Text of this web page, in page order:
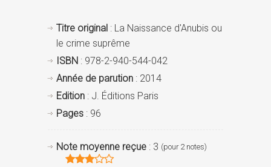
Titre original : La Naissance d'Anubis ou
le crime suprême
ISBN : 978-2-940-544-042
Année de parution : 2014
Edition : J. Éditions Paris
Pages : 96
Note moyenne reçue : 3 (pour 2 notes)